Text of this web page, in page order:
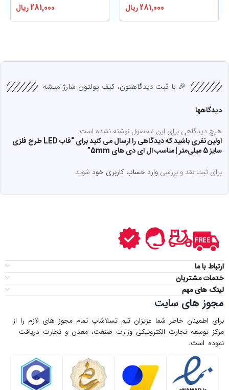
281,000ریال 281,000ریال
🎉 با ثبت دیدگاهتون، کیف پولتون شارژ میشه
دیدگاهها
هیچ دیدگاهی برای این محصول نوشته نشده است.
اولین نفری باشید که دیدگاهی را ارسال می کنید برای “قاب LED طرح فلزی
سایز 5 میلی‌متر | مناسب ال ای دی های 5mm”
برای ثبت نقد و بررسیوارد حساب کاربری خود شوید.
ارتباط با ما
خدمات مشتریان
لینک های مهم
مجوز های سایت
برای اطمینان خاطر شما عزیزان تیم تسلاشاپ تمام مجوز های لازم را از
مركز توسعه تجارت الكترونیكی وزارت صنعت، معدن و تجارت دریافت
نموده است.